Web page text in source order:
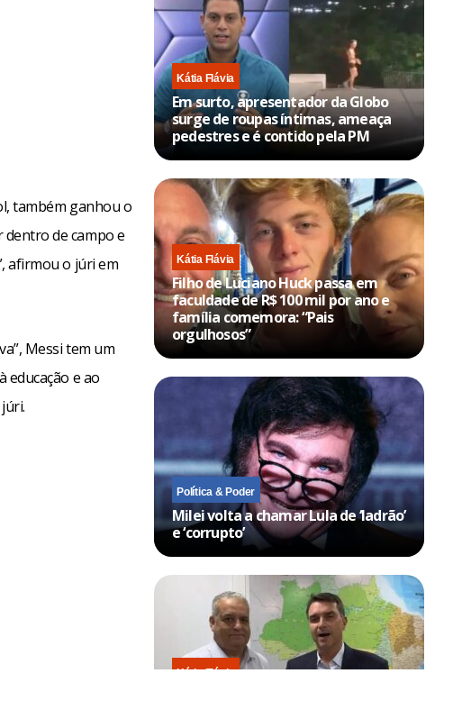
também ganhou o
de campo e
afirmou o júri em
Messi tem um
educação e ao
Kátia Flávia
Em surto, apresentador da Globo
surge de roupas íntimas, ameaça
pedestres e é contido pela PM
Kátia Flávia
Filho de Luciano Huck passa em
faculdade de R$ 100 mil por ano e
família comemora: “Pais
orgulhosos”
Política & Poder
Milei volta a chamar Lula de ‘ladrão’
e ‘corrupto’
Kátia Flávia